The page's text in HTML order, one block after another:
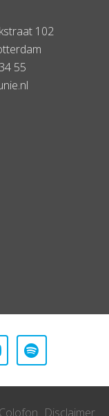
102
55
Colofon Disclaimer